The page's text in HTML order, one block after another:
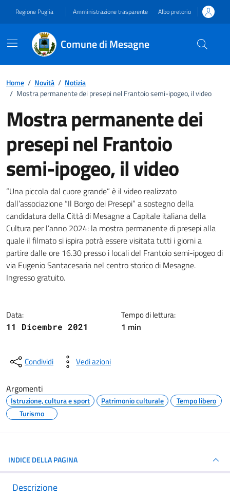
Regione Puglia Amministrazione trasparente Albo pretorio
Comune di Mesagne
Home / Novità / Notizia
/ Mostra permanente dei presepi nel Frantoio semi-ipogeo, il video
Mostra permanente dei
presepi nel Frantoio
semi-ipogeo, il video
Dettagli della notizia
“Una piccola dal cuore grande” è il video realizzato
dall’associazione “Il Borgo dei Presepi” a sostegno della
candidatura della Città di Mesagne a Capitale italiana della
Cultura per l’anno 2024: la mostra permanente di presepi alla
quale il filmato si ispira potrà essere visitata tutti i giorni a
partire dalle ore 16.30 presso i locali del Frantoio semi-ipogeo di
via Eugenio Santacesaria nel centro storico di Mesagne.
Ingresso gratuito.
Data:
11 Dicembre 2021
Tempo di lettura:
1 min
Condividi Vedi azioni
Argomenti
Istruzione, cultura e sport Patrimonio culturale
Tempo libero
Turismo
INDICE DELLA PAGINA
Descrizione